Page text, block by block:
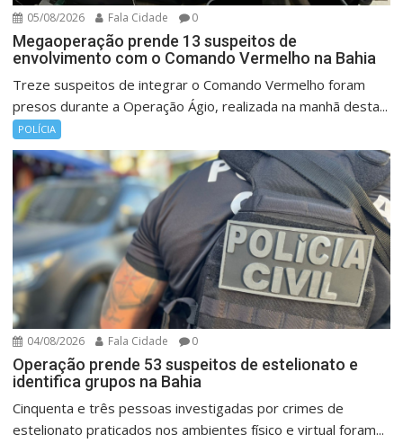
05/08/2026 Fala Cidade 0
Megaoperação prende 13 suspeitos de
envolvimento com o Comando Vermelho na Bahia
Treze suspeitos de integrar o Comando Vermelho foram
presos durante a Operação Ágio, realizada na manhã desta...
POLÍCIA
04/08/2026 Fala Cidade 0
Operação prende 53 suspeitos de estelionato e
identifica grupos na Bahia
Cinquenta e três pessoas investigadas por crimes de
estelionato praticados nos ambientes físico e virtual foram...